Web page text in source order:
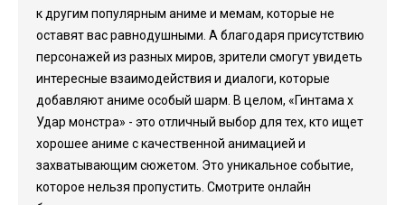
к другим популярным аниме и мемам, которые не
оставят вас равнодушными. А благодаря присутствию
персонажей из разных миров, зрители смогут увидеть
интересные взаимодействия и диалоги, которые
добавляют аниме особый шарм. В целом, «Гинтама x
Удар монстра» - это отличный выбор для тех, кто ищет
хорошее аниме с качественной анимацией и
захватывающим сюжетом. Это уникальное событие,
которое нельзя пропустить. Смотрите онлайн